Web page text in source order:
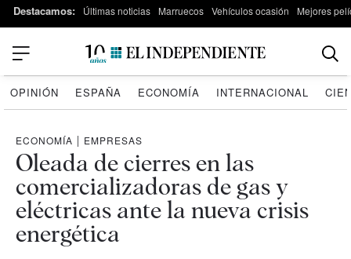
Destacamos: Últimas noticias Marruecos Vehículos ocasión Mejores
OPINIÓN ESPAÑA ECONOMÍA INTERNACIONAL
ECONOMÍA | EMPRESAS
Oleada de cierres en las
comercializadoras de gas y
eléctricas ante la nueva crisis
energética